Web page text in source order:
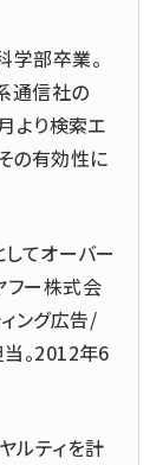
学部卒業。
通信社の
より検索エ
の有効性に
てオーバー
フー株式会
ング広告/
当。2012年6
ルティを計